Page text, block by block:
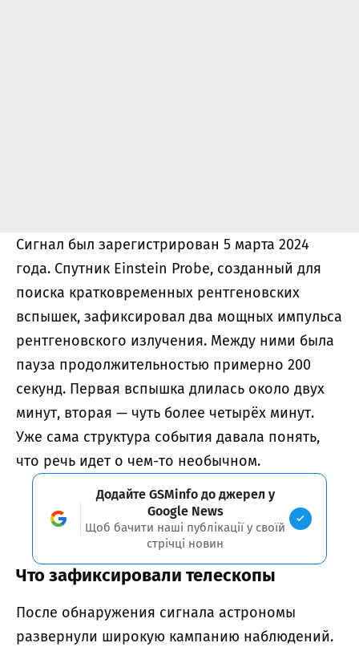
Сигнал был зарегистрирован 5 марта 2024
года. Спутник Einstein Probe, созданный для
поиска кратковременных рентгеновских
вспышек, зафиксировал два мощных импульса
рентгеновского излучения. Между ними была
пауза продолжительностью примерно 200
секунд. Первая вспышка длилась около двух
минут, вторая — чуть более четырёх минут.
Уже сама структура события давала понять,
что речь идет о чем-то необычном.
Додайте GSMinfo до джерел у
Google News
Щоб бачити наші публікації у своїй
стрічці новин
Что зафиксировали телескопы
После обнаружения сигнала астрономы
развернули широкую кампанию наблюдений.